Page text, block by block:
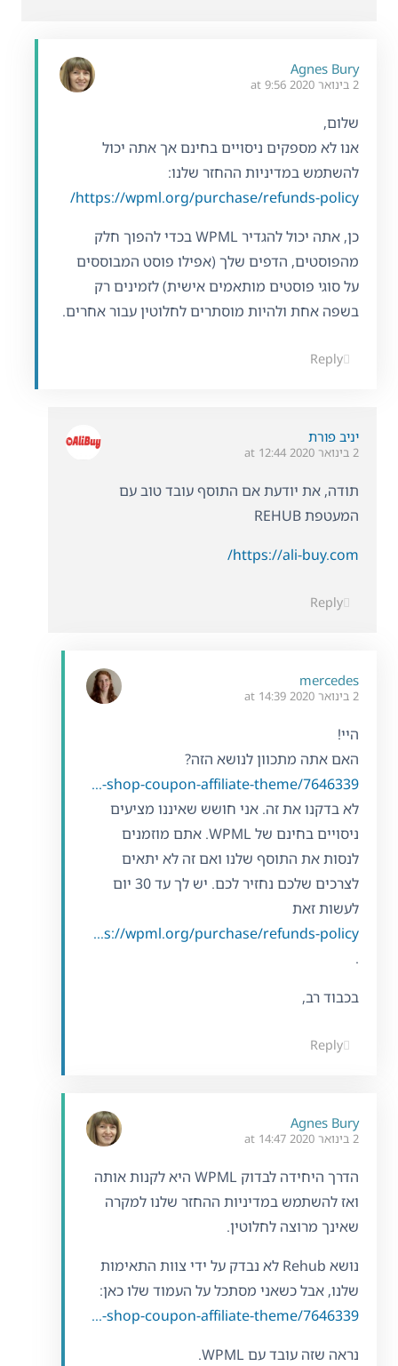
Agnes Bury
2 בינואר 2020 at 9:56
שלום,
אנו לא מספקים ניסויים בחינם אך אתה יכול
להשתמש במדיניות ההחזר שלנו:
https://wpml.org/purchase/refunds-policy/
כן, אתה יכול להגדיר WPML בכדי להפוך חלק
מהפוסטים, הדפים שלך (אפילו פוסט המבוססים
על סוגי פוסטים מותאמים אישית) לזמינים רק
בשפה אחת ולהיות מוסתרים לחלוטין עבור אחרים.
Reply
יניב פורת
2 בינואר 2020 at 12:44
תודה, את יודעת אם התוסף עובד טוב עם
המעטפת REHUB
https://ali-buy.com/
Reply
mercedes
2 בינואר 2020 at 14:39
היי!
האם אתה מתכוון לנושא הזה?
https://themeforest.net/item/rehub-directory-multi-vendor-shop-coupon-affiliate-theme/7646339
לא בדקנו את זה. אני חושש שאיננו מציעים
ניסויים בחינם של WPML. אתם מוזמנים
לנסות את התוסף שלנו ואם זה לא יתאים
לצרכים שלכם נחזיר לכם. יש לך עד 30 יום
לעשות זאת
https://wpml.org/purchase/refunds-policy/
.
בכבוד רב,
Reply
Agnes Bury
2 בינואר 2020 at 14:47
הדרך היחידה לבדוק WPML היא לקנות אותה
ואז להשתמש במדיניות ההחזר שלנו למקרה
שאינך מרוצה לחלוטין.
נושא Rehub לא נבדק על ידי צוות התאימות
שלנו, אבל כשאני מסתכל על העמוד שלו כאן:
https://themeforest.net/item/rehub-directory-multi-vendor-shop-coupon-affiliate-theme/7646339
נראה שזה עובד עם WPML.